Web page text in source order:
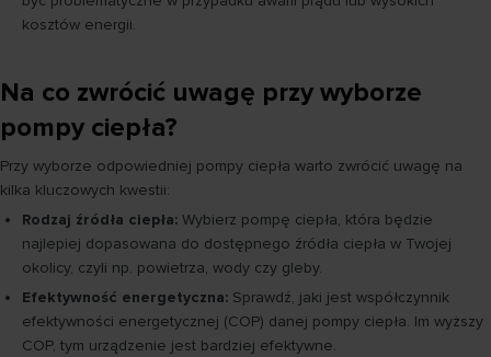
kosztów energii.
Na co zwrócić uwagę przy wyborze
pompy ciepła?
Przy wyborze odpowiedniej pompy ciepła warto zwrócić uwagę na
kilka kluczowych kwestii:
Rodzaj źródła ciepła: Wybierz pompę ciepła, która będzie
najlepiej dopasowana do dostępnego źródła ciepła w Twojej
okolicy, czyli np. powietrza, wody czy gleby.
Efektywność energetyczna: Sprawdź, jaki jest współczynnik
efektywności energetycznej (COP) danej pompy ciepła. Im wyższy
COP, tym urządzenie jest bardziej efektywne.